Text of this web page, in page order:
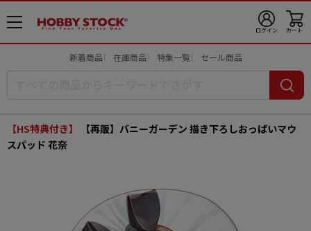
メ
ニ
ログイン カート
新着商品 在庫商品 特集一覧 セール商品
【HS特典付き】
【再販】バニーガーデン 描き下ろしおっぱいマウ
スパッド 花奈